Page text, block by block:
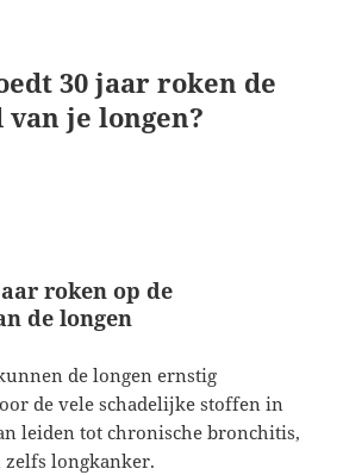
30 jaar roken de
van je longen?
roken op de
de longen
de longen ernstig
de vele schadelijke stoffen in
leiden tot chronische bronchitis,
zelfs longkanker.